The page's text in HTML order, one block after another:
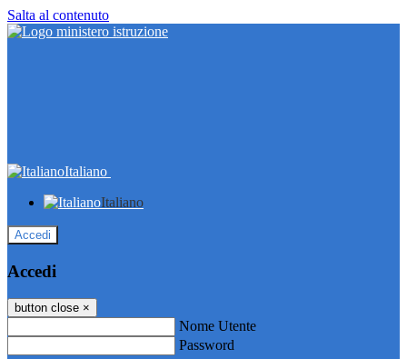
Salta al contenuto
Italiano
Italiano
Accedi
Accedi
button close ×
Nome Utente
Password